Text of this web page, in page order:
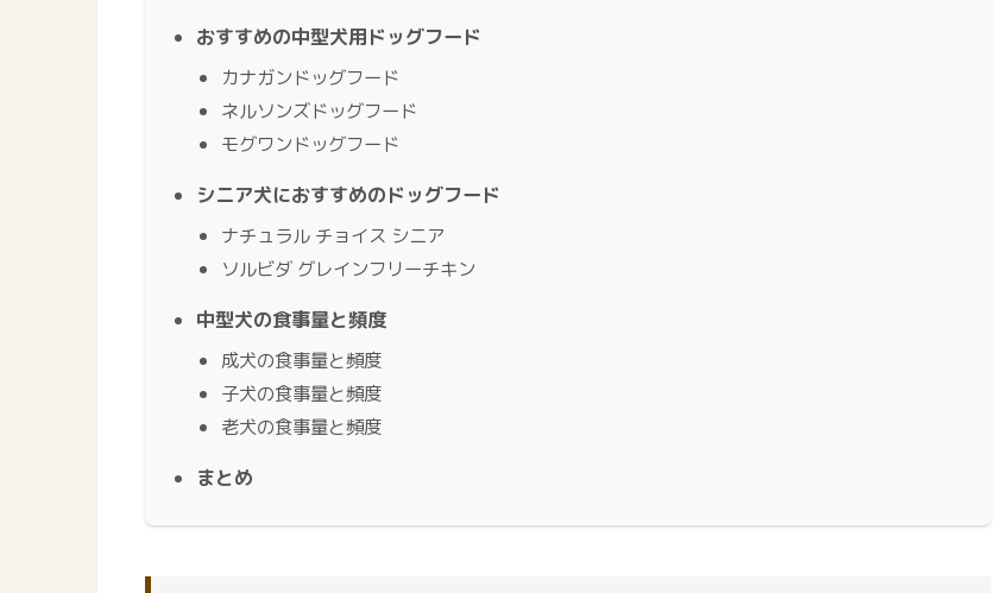
おすすめの中型犬用ドッグフード
カナガンドッグフード
ネルソンズドッグフード
モグワンドッグフード
シニア犬におすすめのドッグフード
ナチュラル チョイス シニア
ソルビダ グレインフリーチキン
中型犬の食事量と頻度
成犬の食事量と頻度
子犬の食事量と頻度
老犬の食事量と頻度
まとめ